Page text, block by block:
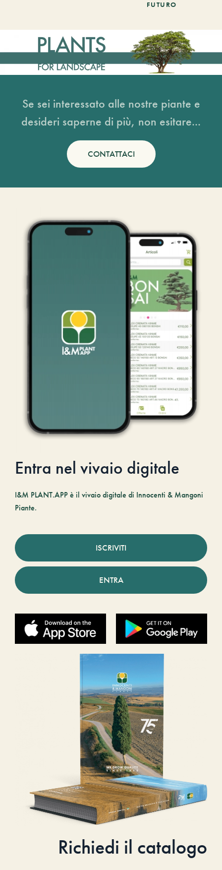
FUTURO
Se sei interessato alle nostre piante e
desideri saperne di più, non esitare...
CONTATTACI
Entra nel vivaio digitale
I&M PLANT.APP è il vivaio digitale di Innocenti & Mangoni
Piante.
ISCRIVITI
ENTRA
Richiedi il catalogo